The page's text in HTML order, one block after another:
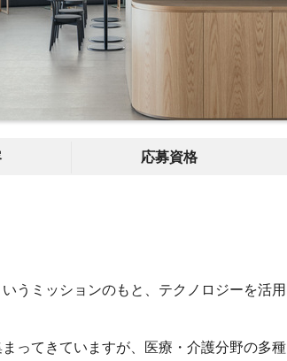
応募資格
うミッションのもと、テクノロジーを活用
ってきていますが、医療・介護分野の多種